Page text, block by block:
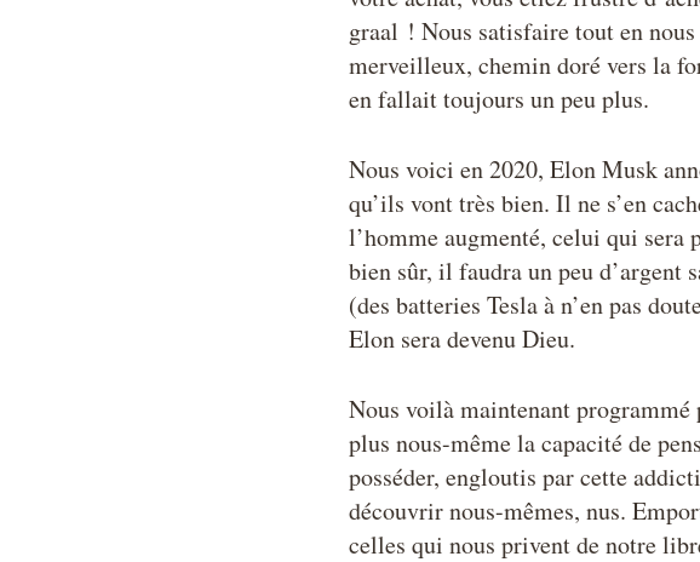
graal ! Nous satisfaire tout en
merveilleux, chemin doré vers la
en fallait toujours un peu plus.
Nous voici en 2020, Elon Musk
qu’ils vont très bien. Il ne s’en
l’homme augmenté, celui qui
bien sûr, il faudra un peu d’argent
(des batteries Tesla à n’en pas
Elon sera devenu Dieu.
Nous voilà maintenant programmé
plus nous-même la capacité de
posséder, engloutis par cette
découvrir nous-mêmes, nus.
celles qui nous privent de notre